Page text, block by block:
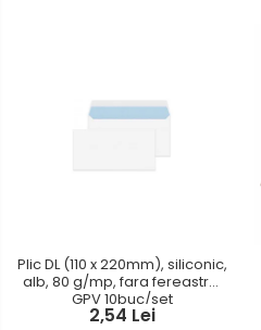
Plic DL (110 x 220mm), siliconic,
alb, 80 g/mp, fara fereastra,
GPV 10buc/set
2,54 Lei